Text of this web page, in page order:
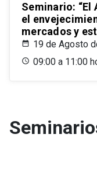
Seminario: “El
el
mercados y
19 de Agosto
09:00 a 11:00